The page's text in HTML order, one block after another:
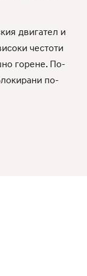
двигател и
честоти
горене. По-
по-